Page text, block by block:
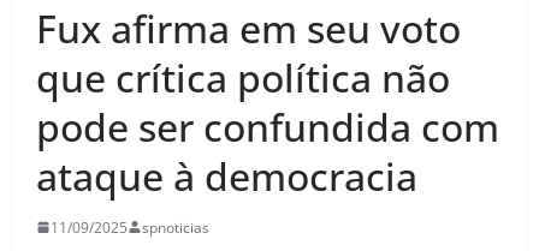
Fux afirma em seu voto
que crítica política não
pode ser confundida com
ataque à democracia
11/09/2025 spnoticias